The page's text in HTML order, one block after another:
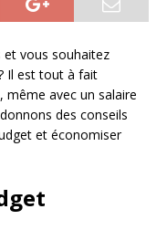
et vous souhaitez
Il est tout à fait
même avec un salaire
des conseils
et économiser